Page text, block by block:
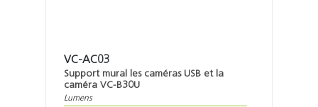
VC-AC03
Support mural les caméras USB et la
caméra VC-B30U
Lumens